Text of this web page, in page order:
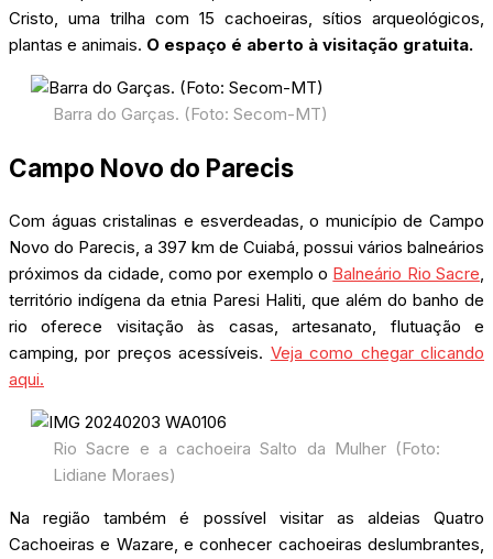
Cristo, uma trilha com 15 cachoeiras, sítios arqueológicos,
plantas e animais. O espaço é aberto à visitação gratuita.
Barra do Garças. (Foto: Secom-MT)
Campo Novo do Parecis
Com águas cristalinas e esverdeadas, o município de Campo
Novo do Parecis, a 397 km de Cuiabá, possui vários balneários
próximos da cidade, como por exemplo o Balneário Rio Sacre,
território indígena da etnia Paresi Haliti, que além do banho de
rio oferece visitação às casas, artesanato, flutuação e
camping, por preços acessíveis. Veja como chegar clicando
aqui.
Rio Sacre e a cachoeira Salto da Mulher (Foto:
Lidiane Moraes)
Na região também é possível visitar as aldeias Quatro
Cachoeiras e Wazare, e conhecer cachoeiras deslumbrantes,